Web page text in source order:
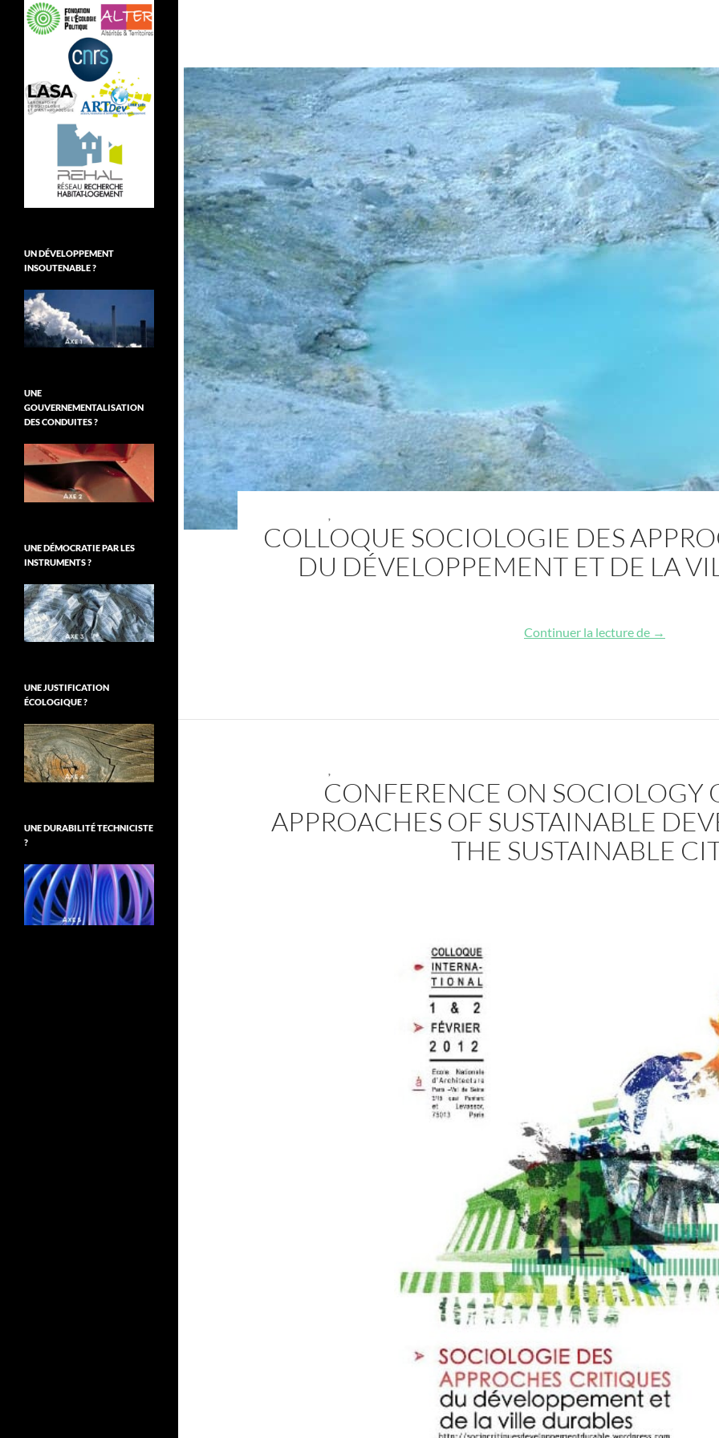
,
COLLOQUE SOCIOLOGIE DES
DU DÉVELOPPEMENT ET DE LA
Continuer la lecture de Colloque
→
,
CONFERENCE ON SOCIOLOGY
APPROACHES OF SUSTAINABLE
THE SUSTAINABLE
UN DÉVELOPPEMENT
INSOUTENABLE ?
UNE
GOUVERNEMENTALISATION
DES CONDUITES ?
UNE DÉMOCRATIE PAR LES
INSTRUMENTS ?
UNE JUSTIFICATION
ÉCOLOGIQUE ?
UNE DURABILITÉ TECHNICISTE
?